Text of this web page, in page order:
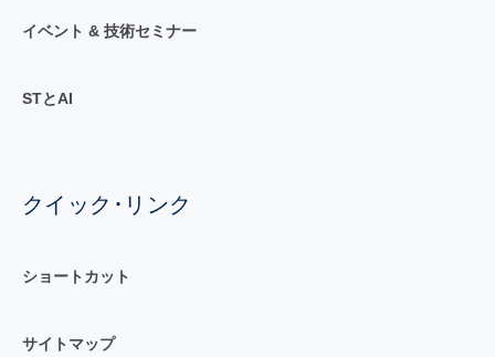
イベント & 技術セミナー
STとAI
クイック･リンク
ショートカット
サイトマップ